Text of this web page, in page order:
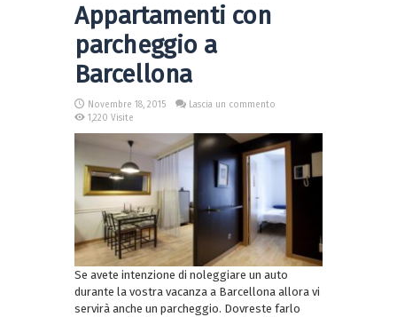
Appartamenti con
parcheggio a
Barcellona
Novembre 18, 2015
Lascia un commento
1,220 Visite
Se avete intenzione di noleggiare un auto
durante la vostra vacanza a Barcellona allora vi
servirà anche un parcheggio. Dovreste farlo